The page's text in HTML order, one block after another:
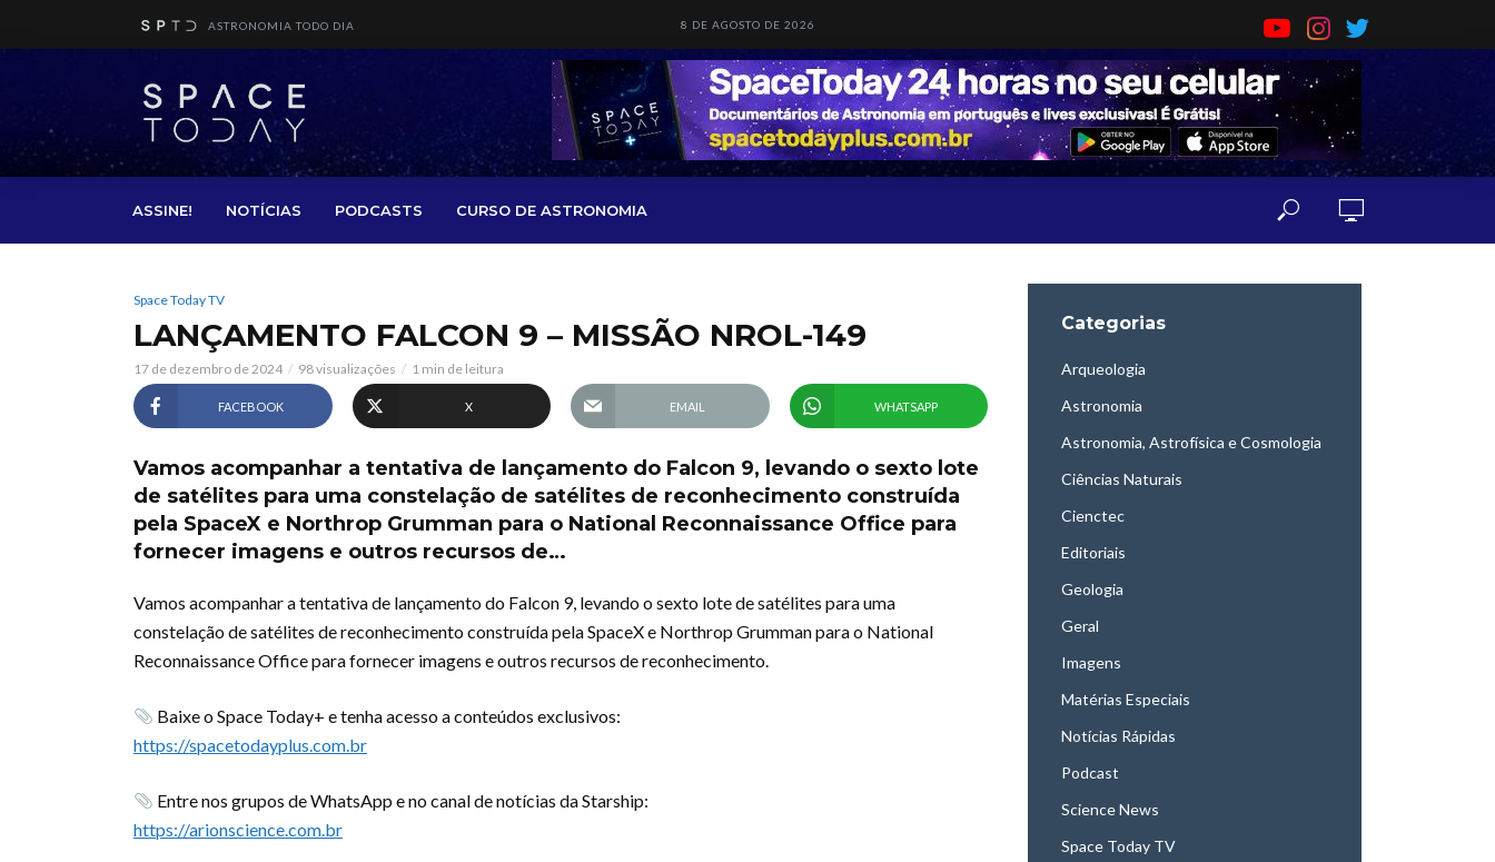
ASTRONOMIA TODO DIA 8 DE AGOSTO DE 2026
ASSINE! NOTÍCIAS PODCASTS CURSO DE ASTRONOMIA
Space Today TV
LANÇAMENTO FALCON 9 – MISSÃO NROL-149
17 de dezembro de 2024 98 visualizações 1 min de leitura
FACEBOOK X EMAIL WHATSAPP
Vamos acompanhar a tentativa de lançamento do Falcon 9, levando o sexto lote
de satélites para uma constelação de satélites de reconhecimento construída
pela SpaceX e Northrop Grumman para o National Reconnaissance Office para
fornecer imagens e outros recursos de…
Vamos acompanhar a tentativa de lançamento do Falcon 9, levando o sexto lote de satélites para uma
constelação de satélites de reconhecimento construída pela SpaceX e Northrop Grumman para o National
Reconnaissance Office para fornecer imagens e outros recursos de reconhecimento.
Baixe o Space Today+ e tenha acesso a conteúdos exclusivos:
https://spacetodayplus.com.br
Entre nos grupos de WhatsApp e no canal de notícias da Starship:
https://arionscience.com.br
Categorias
Arqueologia
Astronomia
Astronomia, Astrofísica e Cosmologia
Ciências Naturais
Cienctec
Editoriais
Geologia
Geral
Imagens
Matérias Especiais
Notícias Rápidas
Podcast
Science News
Space Today TV